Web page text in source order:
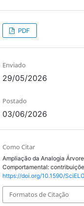
PDF
Enviado
29/05/2026
Postado
03/06/2026
Como Citar
Ampliação da Analogia
Comportamental:
https://doi.org/10.1590/
Formatos de Citação